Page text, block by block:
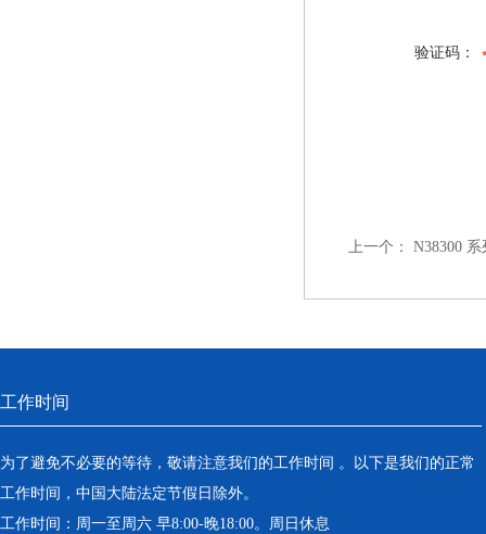
验证码：
上一个： N38300
工作时间
为了避免不必要的等待，敬请注意我们的工作时间 。以下是我们的正常
工作时间，中国大陆法定节假日除外。
工作时间：周一至周六 早8:00-晚18:00。周日休息